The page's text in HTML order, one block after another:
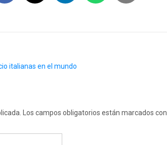
italianas en el mundo
Los campos obligatorios están marcados con